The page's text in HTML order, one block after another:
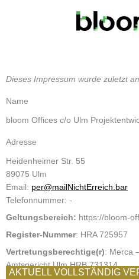
Dieses Impressum wurde zuletzt
Name
bloom Offices c/o Ulm
Adresse
Heidenheimer Str. 55
89075 Ulm
Email: per@mailNichtErreich.bar
Telefonnummer: -
Geltungsbereich: https://bloom-
Register-Nummer: HRA 725957
Vertretungsberechtige(r): Merca
Amtsgericht Ulm HRB 731314
AKTUELL VOLLSTÄNDIG